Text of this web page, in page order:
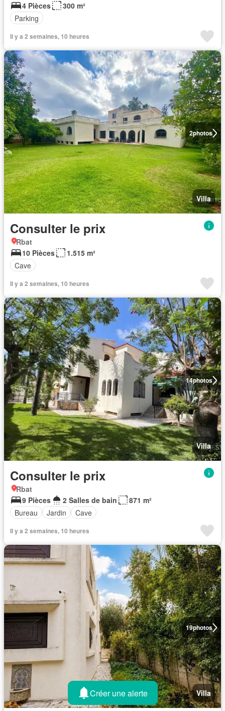
4 Pièces
300 m²
Parking
Il y a 2 semaines, 10 heures
2photos
Villa
Consulter le prix
Rbat
10 Pièces
1.515 m²
Cave
Il y a 2 semaines, 10 heures
14photos
Villa
Consulter le prix
Rbat
9 Pièces
2 Salles de bain
871 m²
Bureau
Jardin Cave
Il y a 2 semaines, 10 heures
19photos
Villa
Créer une alerte